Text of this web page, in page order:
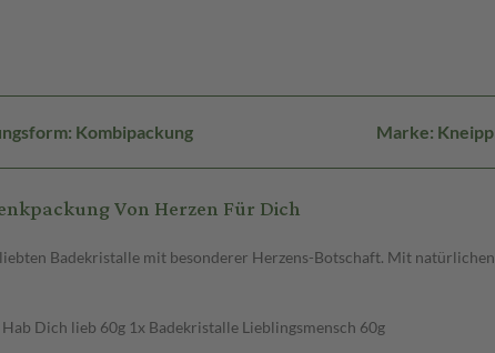
Kombipackung Marke: Kneipp
Von Herzen Für Dich
Badekristalle mit besonderer Herzens-Botschaft. Mit
Dich lieb 60g 1x Badekristalle Lieblingsmensch 60g